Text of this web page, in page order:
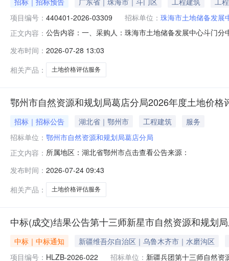
项目编号： 440401-2026-03309 招标单位： 珠海市土地储备发展
正文内容： 公告内容：一、采购人：珠海市土地储备发展中心斗门
八、备案时间：2026-07-2811:02:28发布人：珠海市土
发布时间： 2026-07-28 13:03
相关产品：
土地价格评估服务
鄂州市自然资源和规划局葛店分局2026年度土地价
招标｜招标公告 湖北省｜鄂州市 工程建筑
服务
招标单位： 鄂州市自然资源和规划局葛店分局
正文内容： 所属地区：湖北省鄂州市点击查看公告来源：
发布时间： 2026-07-24 09:43
相关产品：
土地价格评估服务
中标(成交)结果公告第十三师新星市自然资源和规划
中标｜中标通知
新疆维吾尔自治区｜乌鲁木齐市｜水磨沟区
项目编号： HLZB-2026-022 招标单位： 新疆兵团第十三师自然资